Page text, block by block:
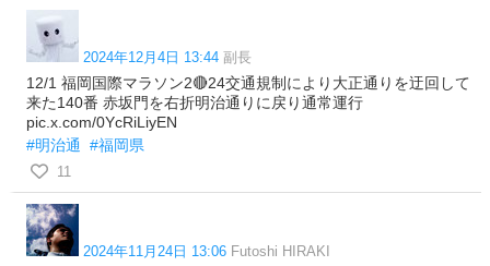
2024年12月4日 13:44 副長
12/1 福岡国際マラソン2🔴24交通規制により大正通りを迂回して
来た140番 赤坂門を右折明治通りに戻り通常運行
pic.x.com/0YcRiLiyEN
#明治通
#福岡県
11
2024年11月24日 13:06 Futoshi HIRAKI